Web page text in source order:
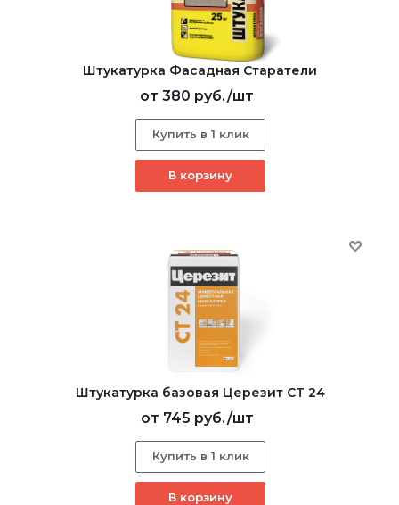
Штукатурка Фасадная Старатели
от 380 руб./шт
Купить в 1 клик
В корзину
Штукатурка базовая Церезит CT 24
от 745 руб./шт
Купить в 1 клик
В корзину